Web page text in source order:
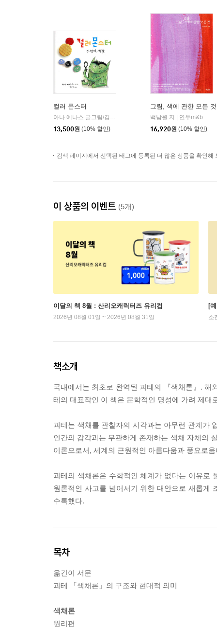
컬러 몬스터
아나 예나스 글그림/김유경 역
청어람아이(청어람미디어)
13,500원 (10% 할인)
그림, 색에 관한 모든 것
백남원 저
연두m&b
16,920원 (10% 할인)
검색 페이지에서 선택된 태그에 등록된 더 많은 상품을 확인해
이 상품의 이벤트 (5개)
이달의 책 8월 : 산리오캐릭터즈 유리컵
2026년 08월 01일 ~ 2026년 08월 31일
[
소
책소개
국내에서는 최초로 완역된 괴테의 『색채론』.
테의 대표작인 이 책은 문학적인 명성에 가려 제
괴테는 색채를 관찰자의 시각과는 아무런 관계가
인간의 감각과는 무관하게 존재하는 색채 자체의
이론으로서, 세계의 근원적인 아름다움과 풍요로
괴테의 색채론은 수학적인 체계가 없다는 이유로
원론적인 사고를 넘어서기 위한 대안으로 새롭게
수록했다.
목차
옮긴이 서문
괴테 「색채론」의 구조와 현대적 의미
색채론
원리편